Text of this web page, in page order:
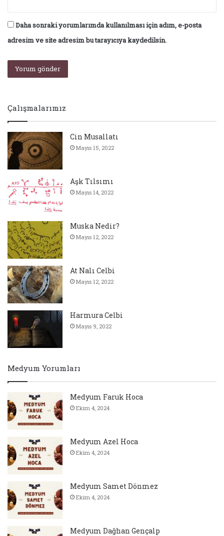
Daha sonraki yorumlarımda kullanılması için adım, e-posta
adresim ve site adresim bu tarayıcıya kaydedilsin.
Çalışmalarımız
Cin Musallatı
Mayıs 15, 2022
Aşk Tılsımı
Mayıs 14, 2022
Muska Nedir?
Mayıs 12, 2022
At Nalı Celbi
Mayıs 12, 2022
Harmura Celbi
Mayıs 9, 2022
Medyum Yorumları
Medyum Faruk Hoca
Ekim 4, 2024
Medyum Azel Hoca
Ekim 4, 2024
Medyum Samet Dönmez
Ekim 4, 2024
Medyum Dağhan Gençalp